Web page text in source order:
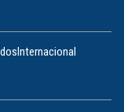
Internacional